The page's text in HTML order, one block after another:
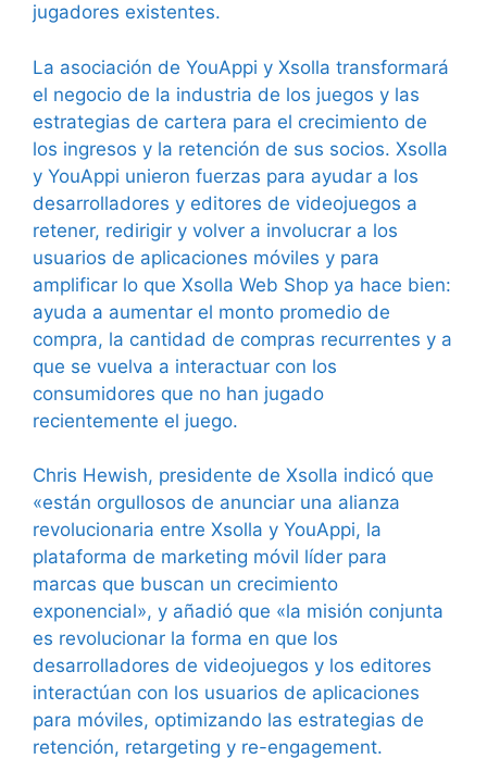
jugadores existentes.
La asociación de YouAppi y Xsolla transformará
el negocio de la industria de los juegos y las
estrategias de cartera para el crecimiento de
los ingresos y la retención de sus socios. Xsolla
y YouAppi unieron fuerzas para ayudar a los
desarrolladores y editores de videojuegos a
retener, redirigir y volver a involucrar a los
usuarios de aplicaciones móviles y para
amplificar lo que Xsolla Web Shop ya hace bien:
ayuda a aumentar el monto promedio de
compra, la cantidad de compras recurrentes y a
que se vuelva a interactuar con los
consumidores que no han jugado
recientemente el juego.
Chris Hewish, presidente de Xsolla indicó que
«están orgullosos de anunciar una alianza
revolucionaria entre Xsolla y YouAppi, la
plataforma de marketing móvil líder para
marcas que buscan un crecimiento
exponencial», y añadió que «la misión conjunta
es revolucionar la forma en que los
desarrolladores de videojuegos y los editores
interactúan con los usuarios de aplicaciones
para móviles, optimizando las estrategias de
retención, retargeting y re-engagement.